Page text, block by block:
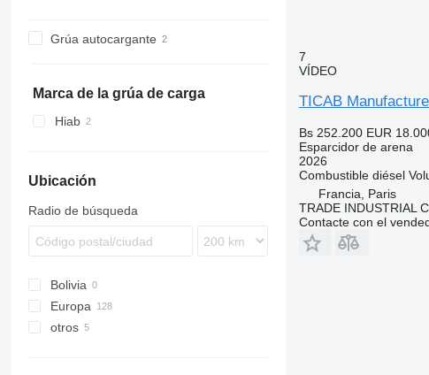
Grúa autocargante
Marca de la grúa de carga
Hiab
Ubicación
Radio de búsqueda
Bolivia
Europa
otros
7
VÍDEO
TICAB
Bs 252.200 EUR
Esparcidor de arena
2026
Combustible diésel
Francia, Paris
TRADE INDUSTRIAL
Contacte con el